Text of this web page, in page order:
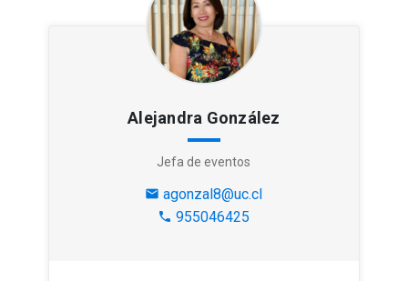
Alejandra González
Jefa de eventos
mail agonzal8@uc.cl
phone 955046425